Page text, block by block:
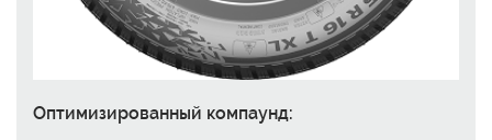
Оптимизированный компаунд: